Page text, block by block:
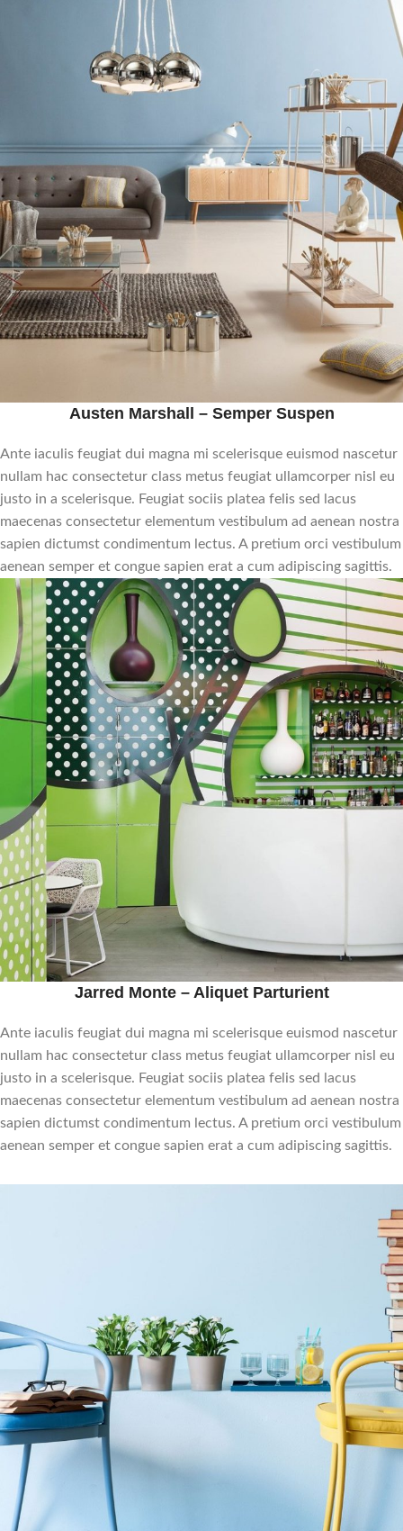
Austen Marshall – Semper Suspen
Ante iaculis feugiat dui magna mi scelerisque euismod nascetur
nullam hac consectetur class metus feugiat ullamcorper nisl eu
justo in a scelerisque. Feugiat sociis platea felis sed lacus
maecenas consectetur elementum vestibulum ad aenean nostra
sapien dictumst condimentum lectus. A pretium orci vestibulum
aenean semper et congue sapien erat a cum adipiscing sagittis.
Jarred Monte – Aliquet Parturient
Ante iaculis feugiat dui magna mi scelerisque euismod nascetur
nullam hac consectetur class metus feugiat ullamcorper nisl eu
justo in a scelerisque. Feugiat sociis platea felis sed lacus
maecenas consectetur elementum vestibulum ad aenean nostra
sapien dictumst condimentum lectus. A pretium orci vestibulum
aenean semper et congue sapien erat a cum adipiscing sagittis.